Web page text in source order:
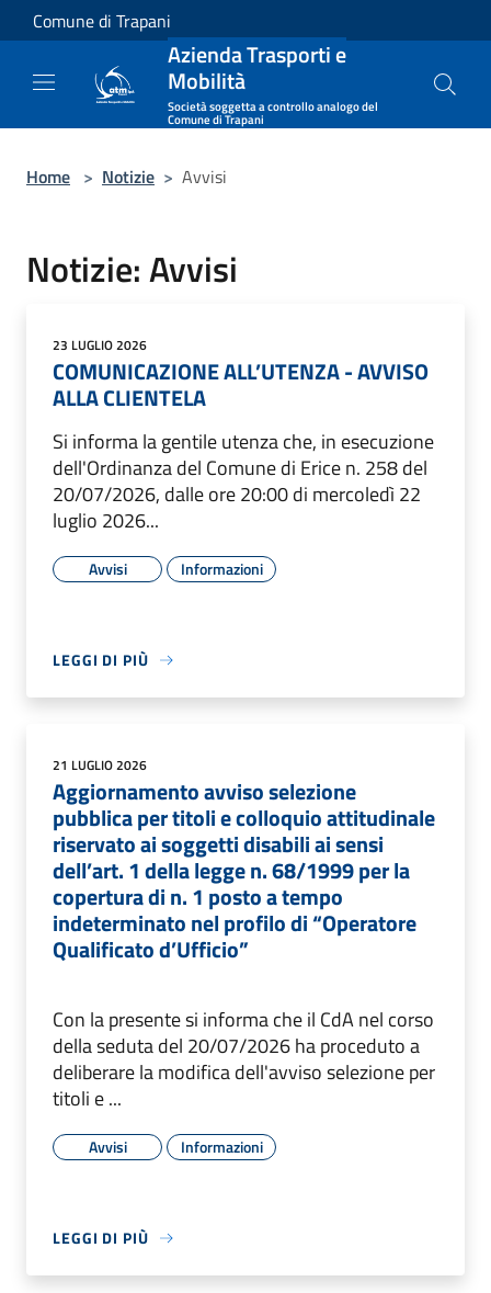
Salta al contenuto principale
Comune di Trapani
Azienda Trasporti e
Mobilità
Società soggetta a controllo analogo del
Comune di Trapani
Home > Notizie > Avvisi
Notizie: Avvisi
23 LUGLIO 2026
COMUNICAZIONE ALL’UTENZA - AVVISO
ALLA CLIENTELA
Si informa la gentile utenza che, in esecuzione
dell'Ordinanza del Comune di Erice n. 258 del
20/07/2026, dalle ore 20:00 di mercoledì 22
luglio 2026...
Avvisi Informazioni
LEGGI DI PIÙ
21 LUGLIO 2026
Aggiornamento avviso selezione
pubblica per titoli e colloquio attitudinale
riservato ai soggetti disabili ai sensi
dell’art. 1 della legge n. 68/1999 per la
copertura di n. 1 posto a tempo
indeterminato nel profilo di “Operatore
Qualificato d’Ufficio”
Con la presente si informa che il CdA nel corso
della seduta del 20/07/2026 ha proceduto a
deliberare la modifica dell'avviso selezione per
titoli e ...
Avvisi Informazioni
LEGGI DI PIÙ